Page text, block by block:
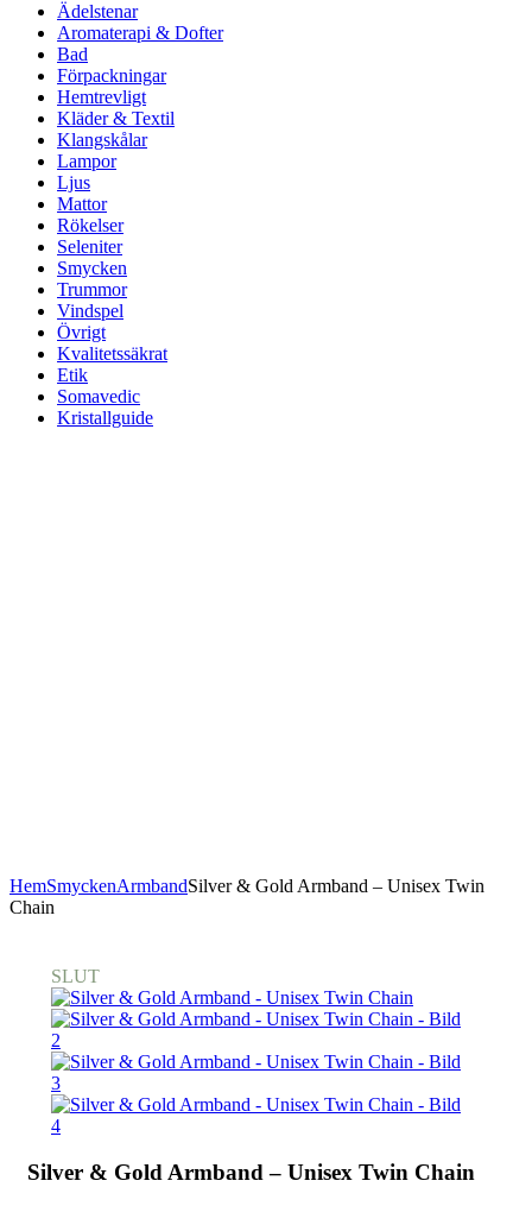
Ädelstenar
Aromaterapi & Dofter
Bad
Förpackningar
Hemtrevligt
Kläder & Textil
Klangskålar
Lampor
Ljus
Mattor
Rökelser
Seleniter
Smycken
Trummor
Vindspel
Övrigt
Kvalitetssäkrat
Etik
Somavedic
Kristallguide
HemSmyckenArmbandSilver & Gold Armband – Unisex Twin
Chain
SLUT
Silver & Gold Armband – Unisex Twin Chain